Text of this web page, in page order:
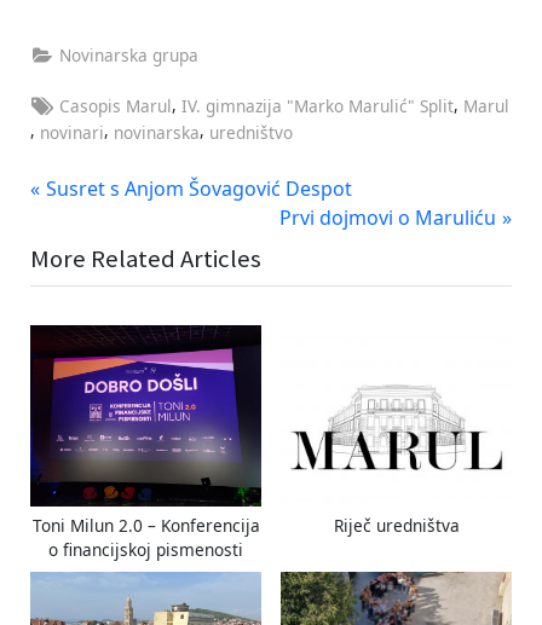
Novinarska grupa
Tags:
Casopis Marul,IV. gimnazija "Marko Marulić" Split, Marul
, novinari, novinarska, uredništvo
Navigacija
P
e
v
o
u
s
o
s
t
:
Susret s Anjom Šovagović Despot
N
Prvi dojmovi o Maruliću
More Related Articles
Toni Milun 2.0 – Konferencija
o financijskoj pismenosti
Riječ uredništva